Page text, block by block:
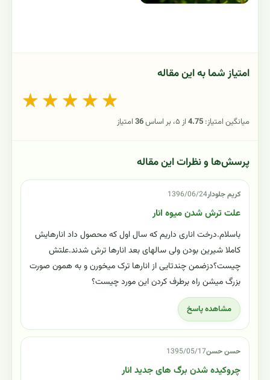
امتیاز شما به این مقاله
★ ★ ★ ★ ★
میانگین امتیاز: 4.75از ۵، بر اساس 36امتیاز
پرسش‌ها و نظرات این مقاله
کریم جلودار1396/06/24
علت ترش شدن میوه انار
باسلام.درخت اناری داریم که سال اول که محصول داد انارهایش
کاملا شیرین بودن ولی سالهای بعد انارها ترش شدند.علتش
چیست؟دزضمن چندتایی از انارها ترک میخورن و به همون صورت
بزرگ میشن راه برطرف کردن این مورد چیست؟
مشاهده پاسخ
حسن حسن1395/05/17
چروکیده شدن برگ های جدید انار